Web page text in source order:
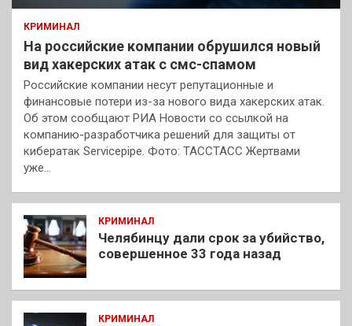
КРИМИНАЛ
На российские компании обрушился новый
вид хакерских атак с смс-спамом
Российские компании несут репутационные и
финансовые потери из-за нового вида хакерских атак.
Об этом сообщают РИА Новости со ссылкой на
компанию-разработчика решений для защиты от
кибератак Servicepipe. Фото: ТАССТАСС Жертвами
уже…
КРИМИНАЛ
Челябинцу дали срок за убийство,
совершенное 33 года назад
КРИМИНАЛ